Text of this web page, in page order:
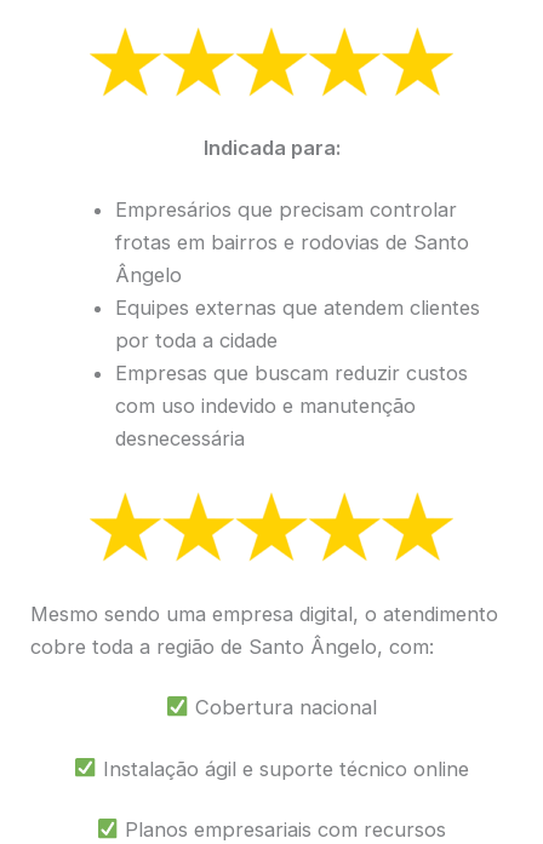
Indicada para:
Empresários que precisam controlar
frotas em bairros e rodovias de Santo
Ângelo
Equipes externas que atendem clientes
por toda a cidade
Empresas que buscam reduzir custos
com uso indevido e manutenção
desnecessária
Mesmo sendo uma empresa digital, o atendimento
cobre toda a região de Santo Ângelo, com:
Cobertura nacional
Instalação ágil e suporte técnico online
Planos empresariais com recursos